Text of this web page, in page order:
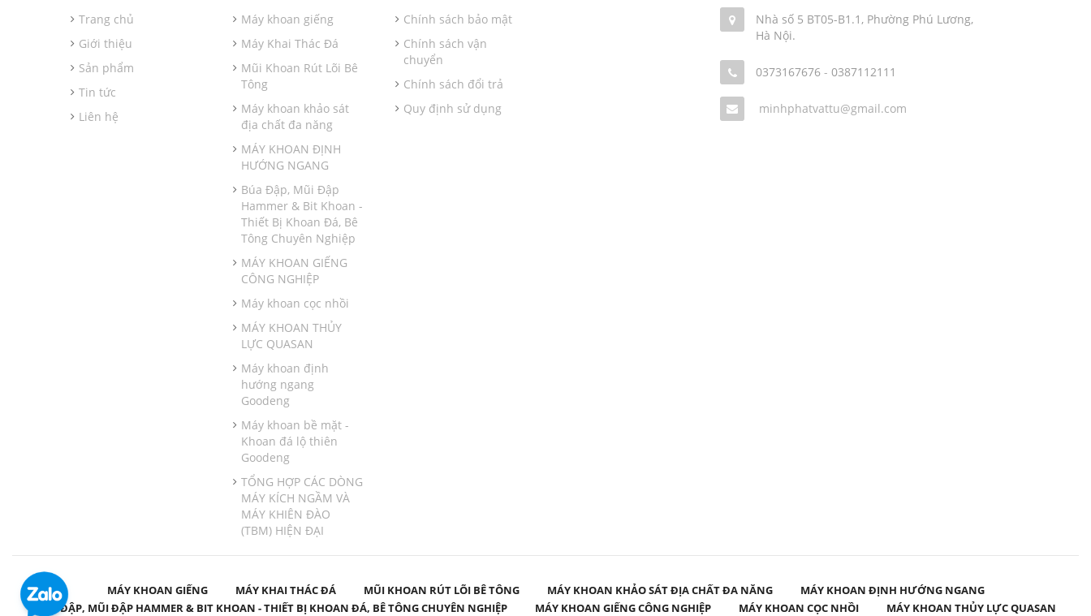
Trang chủ
Giới thiệu
Sản phẩm
Tin tức
Liên hệ
Máy khoan giếng
Máy Khai Thác Đá
Mũi Khoan Rút Lõi Bê
Tông
Máy khoan khảo sát
địa chất đa năng
MÁY KHOAN ĐỊNH
HƯỚNG NGANG
Búa Đập, Mũi Đập
Hammer & Bit Khoan -
Thiết Bị Khoan Đá, Bê
Tông Chuyên Nghiệp
MÁY KHOAN GIẾNG
CÔNG NGHIỆP
Máy khoan cọc nhồi
MÁY KHOAN THỦY
LỰC QUASAN
Máy khoan định
hướng ngang
Goodeng
Máy khoan bề mặt -
Khoan đá lộ thiên
Goodeng
TỔNG HỢP CÁC DÒNG
MÁY KÍCH NGẦM VÀ
MÁY KHIÊN ĐÀO
(TBM) HIỆN ĐẠI
Chính sách bảo mật
Chính sách vận
chuyển
Chính sách đổi trả
Quy định sử dụng
Nhà số 5 BT05-B1.1, Phường Phú Lương,
Hà Nội.
0373167676 - 0387112111
minhphatvattu@gmail.com
MÁY KHOAN GIẾNG MÁY KHAI THÁC ĐÁ MŨI KHOAN RÚT LÕI BÊ TÔNG MÁY KHOAN KHẢO SÁT ĐỊA CHẤT ĐA NĂNG
MÁY KHOAN ĐỊNH HƯỚNG NGANG
BÚA ĐẬP, MŨI ĐẬP HAMMER & BIT KHOAN - THIẾT BỊ KHOAN ĐÁ, BÊ TÔNG CHUYÊN NGHIỆP
MÁY KHOAN GIẾNG CÔNG NGHIỆP MÁY KHOAN CỌC NHỒI MÁY KHOAN THỦY LỰC QUASAN